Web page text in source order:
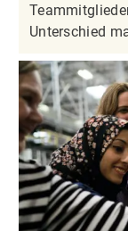
Unterschied